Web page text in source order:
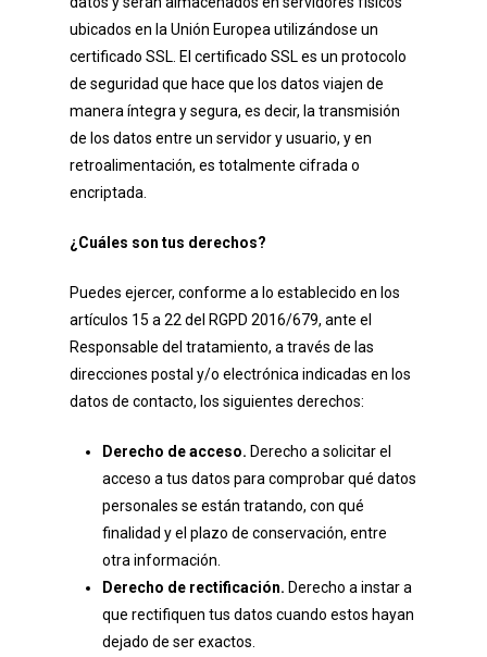
ubicados en la Unión Europea utilizándose un
certificado SSL. El certificado SSL es un protocolo
de seguridad que hace que los datos viajen de
manera íntegra y segura, es decir, la transmisión
de los datos entre un servidor y usuario, y en
retroalimentación, es totalmente cifrada o
encriptada.
¿Cuáles son tus derechos?
Puedes ejercer, conforme a lo establecido en los
artículos 15 a 22 del RGPD 2016/679, ante el
Responsable del tratamiento, a través de las
direcciones postal y/o electrónica indicadas en los
datos de contacto, los siguientes derechos:
Derecho de acceso. Derecho a solicitar el
acceso a tus datos para comprobar qué datos
personales se están tratando, con qué
finalidad y el plazo de conservación, entre
otra información.
Derecho de rectificación. Derecho a instar a
que rectifiquen tus datos cuando estos hayan
dejado de ser exactos.